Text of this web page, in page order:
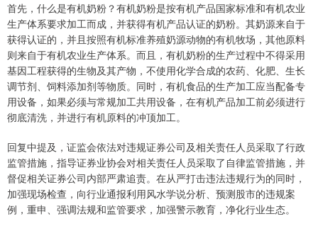
首先，什么是有机奶粉？有机奶粉是按有机产品国家标准和有机农业
生产体系要求加工而成，并获得有机产品认证的奶粉。其奶源来自于
获得认证的，并且按照有机标准养殖奶源动物的有机牧场，其他原料
则来自于有机农业生产体系。而且，有机奶粉的生产过程中不得采用
基因工程获得的生物及其产物，不使用化学合成的农药、化肥、生长
调节剂、饲料添加剂等物质。同时，有机食品的生产加工应当配备专
用设备，如果必须与常规加工共用设备，在有机产品加工前必须进行
彻底清洗，并进行有机原料的冲顶加工。
回复中提及，证监会依法对违规证券公司及相关责任人员采取了行政
监管措施，指导证券业协会对相关责任人员采取了自律监管措施，并
督促相关证券公司内部严肃追责。在从严打击违法违规行为的同时，
加强现场检查，向行业通报利用风水学说分析、预测股市的违规案
例，重申、强调法规和监管要求，加强警示教育，净化行业生态。